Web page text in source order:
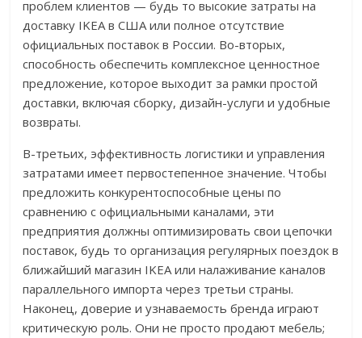
проблем клиентов — будь то высокие затраты на
доставку IKEA в США или полное отсутствие
официальных поставок в России. Во-вторых,
способность обеспечить комплексное ценностное
предложение, которое выходит за рамки простой
доставки, включая сборку, дизайн-услуги и удобные
возвраты.
В-третьих, эффективность логистики и управления
затратами имеет первостепенное значение. Чтобы
предложить конкурентоспособные цены по
сравнению с официальными каналами, эти
предприятия должны оптимизировать свои цепочки
поставок, будь то организация регулярных поездок в
ближайший магазин IKEA или налаживание каналов
параллельного импорта через третьи страны.
Наконец, доверие и узнаваемость бренда играют
критическую роль. Они не просто продают мебель;